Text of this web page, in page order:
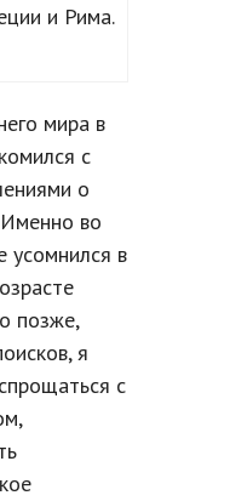
и Рима.
мира в
с
о
во
усомнился в
позже,
я
с